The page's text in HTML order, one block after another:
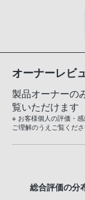
オーナーレビ
製品オーナーの
覧いただけます
※ お客様個人の評価・
ご理解のうえご覧くだ
総合評価の分